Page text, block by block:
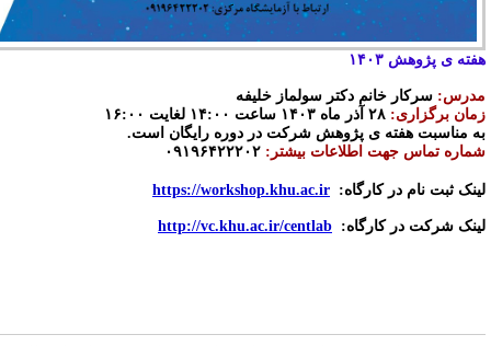
ی پژوهش ۱۴۰۳
سرکار خانم دکتر سولماز خلیفه
برگزاری:۲۸ آذر ماه ۱۴۰۳ ساعت ۱۴:۰۰ لغایت ۱۶:۰۰
مناسبت هفته ی پژوهش شرکت در دوره رایگان است.
تماس جهت اطلاعات بیشتر:۰۹۱۹۶۴۲۲۲۰۲
ثبت نام در کارگاه:https://workshop.khu.ac.ir
شرکت در کارگاه:http://vc.khu.ac.ir/centlab